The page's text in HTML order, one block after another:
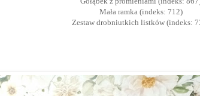
Mała ramka (indeks: 712)
Zestaw drobniutkich listków (indeks: